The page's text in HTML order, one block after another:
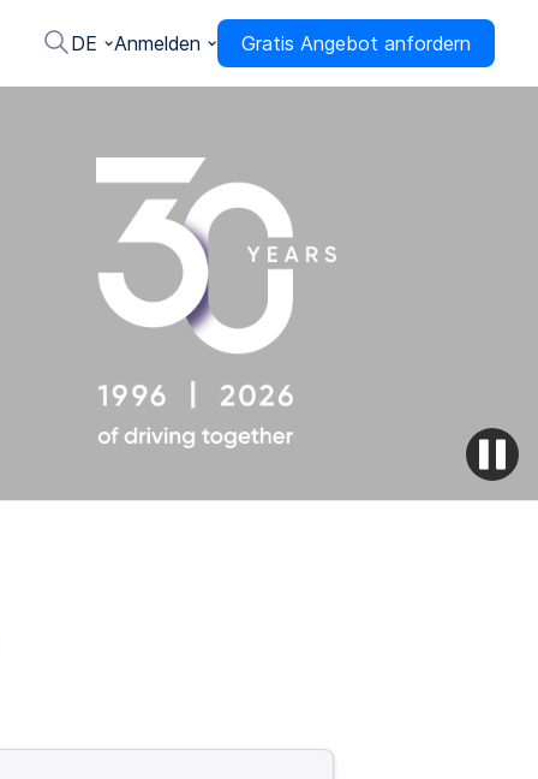
DE Anmelden Gratis Angebot anfordern